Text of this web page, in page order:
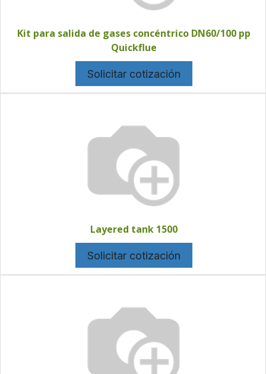
Kit para salida de gases concéntrico DN60/100 pp
Quickflue
Solicitar cotización
Layered tank 1500
Solicitar cotización